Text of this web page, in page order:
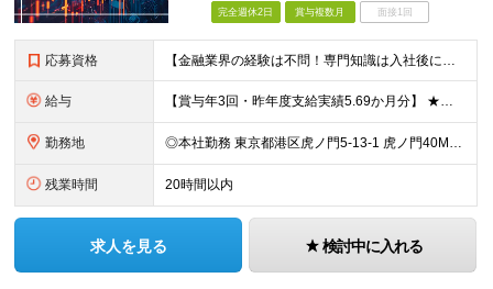
完全週休2日 賞与複数月 面接1回
応募資格 【金融業界の経験は不問！専門知識は入社後に学べます】 ◎学歴不問 ◎システム開発の実務経験をお持ちの方 └3年以上・Java、C#いずれかの使用経験をお持ちの方を想定しております 【以下のような方は
給与 【賞与年3回・昨年度支給実績5.69か月分】 ★想定年収500万円～ ★前職給与考慮あり 月給27万円～59万円 +残業代全額支給(1分単位、監督職以下) +人事評価による賞与年2回（4月/10月）
勤務地 ◎本社勤務 東京都港区虎ノ門5-13-1 虎ノ門40MTビル 8F ※原則として、転居を伴う転勤はありません ※(変更の範囲)上記を除く当社関連勤務地
残業時間 20時間以内
求人を見る 検討中に入れる